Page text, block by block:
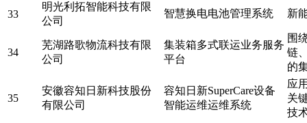
33
明光利拓智能科技有限
公司
智慧换电电池管理系统 新
34
芜湖路歌物流科技有限
公司
集装箱多式联运业务服务
平台
围
链
的
35
安徽容知日新科技股份
有限公司
容知日新SuperCare设备
智能运维运维系统
应
关
技